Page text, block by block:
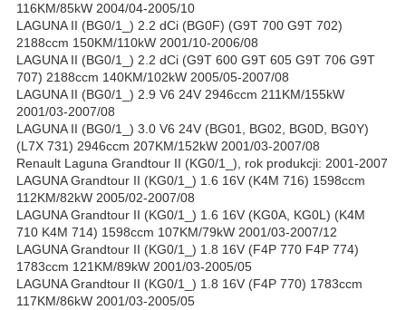
116KM/85kW 2004/04-2005/10
LAGUNA II (BG0/1_) 2.2 dCi (BG0F) (G9T 700 G9T 702)
2188ccm 150KM/110kW 2001/10-2006/08
LAGUNA II (BG0/1_) 2.2 dCi (G9T 600 G9T 605 G9T 706 G9T
707) 2188ccm 140KM/102kW 2005/05-2007/08
LAGUNA II (BG0/1_) 2.9 V6 24V 2946ccm 211KM/155kW
2001/03-2007/08
LAGUNA II (BG0/1_) 3.0 V6 24V (BG01, BG02, BG0D, BG0Y)
(L7X 731) 2946ccm 207KM/152kW 2001/03-2007/08
Renault Laguna Grandtour II (KG0/1_), rok produkcji: 2001-2007
LAGUNA Grandtour II (KG0/1_) 1.6 16V (K4M 716) 1598ccm
112KM/82kW 2005/02-2007/08
LAGUNA Grandtour II (KG0/1_) 1.6 16V (KG0A, KG0L) (K4M
710 K4M 714) 1598ccm 107KM/79kW 2001/03-2007/12
LAGUNA Grandtour II (KG0/1_) 1.8 16V (F4P 770 F4P 774)
1783ccm 121KM/89kW 2001/03-2005/05
LAGUNA Grandtour II (KG0/1_) 1.8 16V (F4P 770) 1783ccm
117KM/86kW 2001/03-2005/05